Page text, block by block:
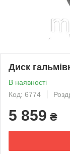
Диск
В наявності
Код: 6774
5 859 ₴